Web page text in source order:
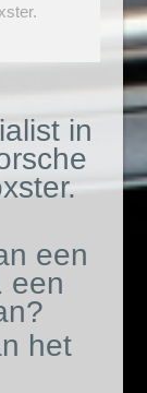
in
een
een
het